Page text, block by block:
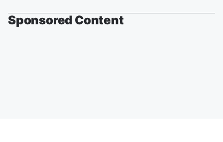
Sponsored Content